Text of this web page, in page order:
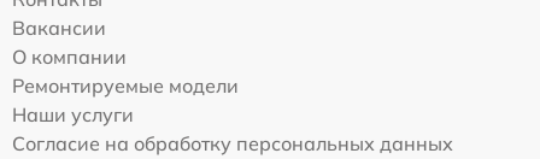
Вакансии
О компании
Ремонтируемые модели
Наши услуги
Согласие на обработку персональных данных